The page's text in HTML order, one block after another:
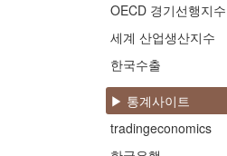
OECD 경기선행지수
세계 산업생산지수
한국수출
▶ 통계사이트
tradingeconomics